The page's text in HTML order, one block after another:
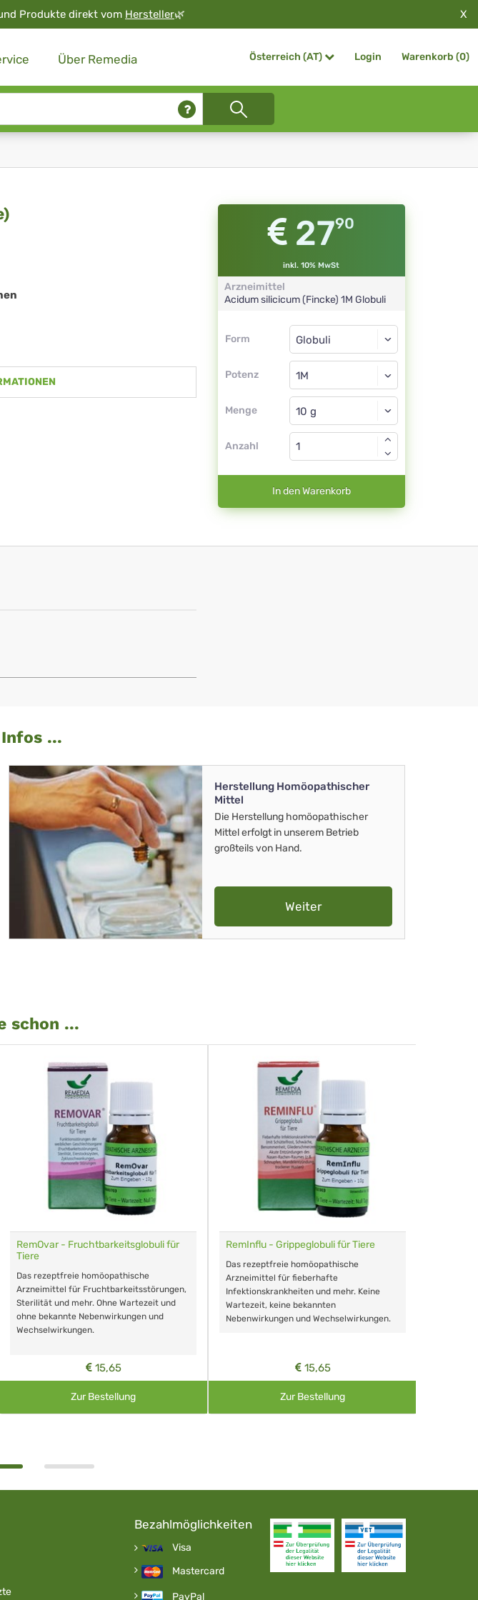
Produkte direkt vom Hersteller🌿 X
Über Remedia Österreich (AT) Login Warenkorb (0)
2790
inkl. 10% MwSt
Arzneimittel
Acidum silicicum (Fincke) 1M Globuli
Form
Form
Potenz
Globuli
1M
Menge
Globuli
Anzahl
In den Warenkorb
...
Herstellung Homöopathischer
Mittel
Die Herstellung homöopathischer
Mittel erfolgt in unserem Betrieb
großteils von Hand.
Weiter
schon ...
RemOvar - Fruchtbarkeitsglobuli für
Tiere
Das rezeptfreie homöopathische
Arzneimittel für Fruchtbarkeitsstörungen,
Sterilität und mehr. Ohne Wartezeit und
ohne bekannte Nebenwirkungen und
Wechselwirkungen.
15,65
Zur Bestellung
RemInflu - Grippeglobuli für Tiere
Das rezeptfreie homöopathische
Arzneimittel für fieberhafte
Infektionskrankheiten und mehr. Keine
Wartezeit, keine bekannten
Nebenwirkungen und Wechselwirkungen.
15,65
Zur Bestellung
Bezahlmöglichkeiten
Visa
Mastercard
PayPal